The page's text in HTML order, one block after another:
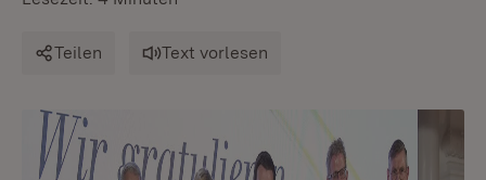
Teilen Text vorlesen